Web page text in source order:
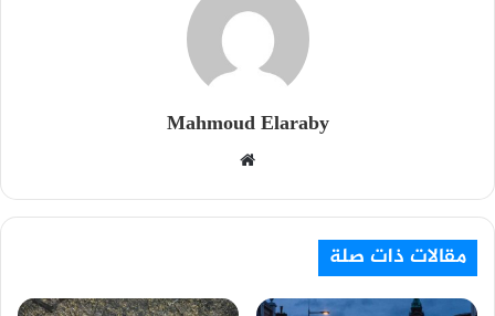
Mahmoud Elaraby
ق
مقالات ذات صلة